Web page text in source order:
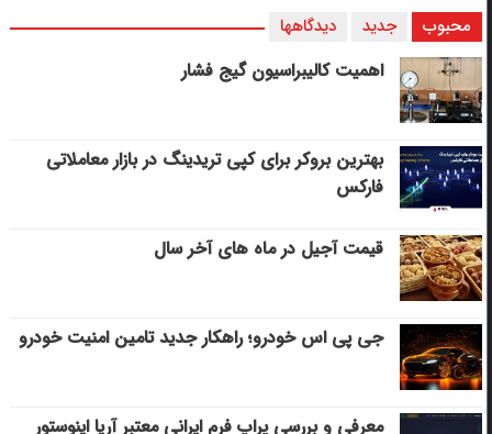
محبوب جدید دیدگاهها
اهمیت کالیبراسیون گیج فشار
بهترین بروکر برای کپی‌ تریدینگ در بازار معاملاتی
فارکس
قیمت آجیل در ماه های آخر سال
جی پی اس خودرو؛ راهکار جدید تامین امنیت خودرو
معرفی و بررسی پراپ فرم ایرانی معتبر آریا اینوستور